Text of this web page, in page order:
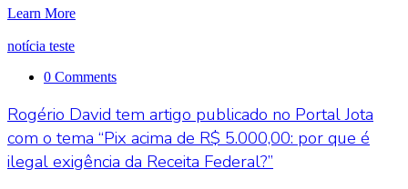
Learn More
notícia teste
0 Comments
Rogério David tem artigo publicado no Portal Jota
com o tema “Pix acima de R$ 5.000,00: por que é
ilegal exigência da Receita Federal?”